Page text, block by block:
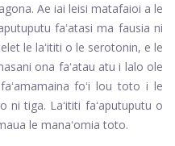
Ae iai leisi matafaioi a le
faʻatasi ma fausia ni
le laʻititi o le serotonin, e le
ona faʻatau atu i lalo ole
foʻi lou toto i le
ni tiga. Laʻititi faʻaputuputu o
le manaʻomia toto.